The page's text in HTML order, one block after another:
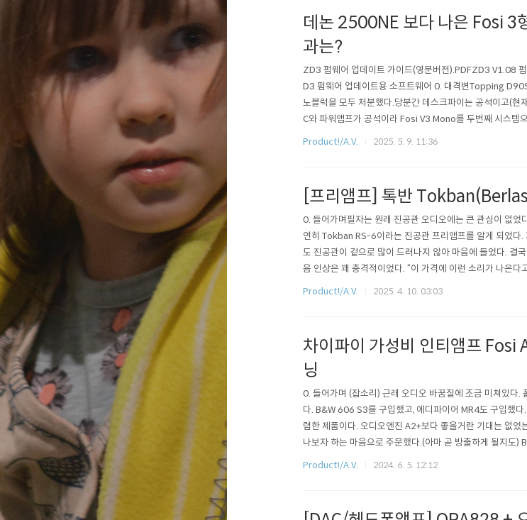
데논 2500NE 보다 나은 Fosi 3
과는?
ZD3 펌웨어 업데이트 가이드(영문버전).PDFZD3 V1.08
D3 펌웨어 업데이트용 소프트웨어 0. 대격변Topping
노블럭을 모두 처분했다.당분간 데스크파이는 공석이고(
C와 파워앰프가 공석이라 Fosi V3 Mono를 두번째 시스템
so DX160 3.5mm LO(HG, NOS)을 이용했는데, 역시나
Product!/A.V. 2025. 5. 9. 11:36
[프리앰프] 톡반
0. 들어가며필자는 원래 진공관 오디오에는 큰 관심이 없
연히 Tokban RS-6이라는 진공관 프리앰프를 알게 되었다.
도 진공관이 겉으로 많이 드러나지 않아 마음에 들었다. 결
음 인상은 꽤 충격적이었다. “이 가격에 이런 소리가 나온
금은 진정하고 업그레이드 진공관을 장착하는 선에서 만족
Product!/A.V. 2025. 4. 10. 03:03
차이파이 가성비 인티앰프
닝
0. 들어가며 (잡소리) 근래 오디오 바꿈질에 조금 미쳐있다
다. B&W 606 S3를 구입했고, 에디파이어 MR4도 구입했
렴한 제품이다. 오디오엔진 A2+보다 좋을거란 기대는 없었
나보자 하는 마음으로 주문했다.(아마 곧 방출하게 될지도
잘 안 오는데, 거실에서 JBL 4312G와 동시에 울려도 썩
Product!/A.V. 2024. 6. 5. 12:12